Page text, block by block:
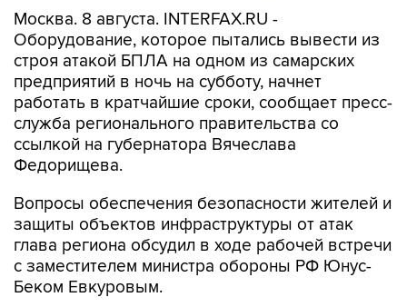
строя атакой БПЛА на одном из самарских
предприятий в ночь на субботу, начнет
работать в кратчайшие сроки, сообщает пресс-
служба регионального правительства со
ссылкой на губернатора Вячеслава
Федорищева.
Вопросы обеспечения безопасности жителей и
глава региона обсудил в ходе рабочей встречи
с заместителем министра обороны РФ Юнус-
Беком Евкуровым.
"Обстановка у нас, как и во всей стране,